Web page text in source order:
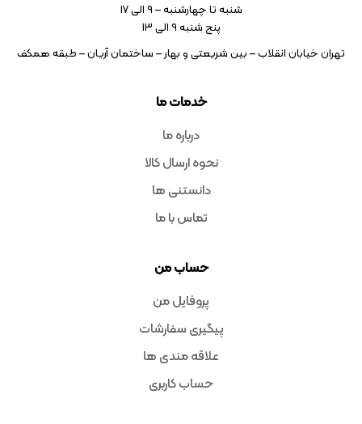
خدمات ما
درباره ما
نحوه ارسال کالا
دانستنی ها
تماس با ما
حساب من
پروفایل من
پیگیری سفارشات
علاقه مندی ها
حساب کاربری
شنبه تا چهارشنبه – ۹ الی 17
پنج شنبه ۹ الی 13
تهران خیابان انقلاب – بین شریعتی و بهار – ساختمان آریان – طبقه همکف